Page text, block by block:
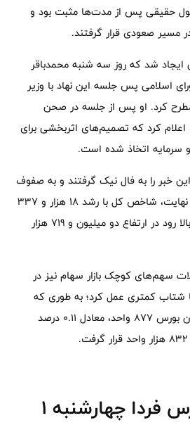
پول حقیقی پس از مدت‌ها مثبت بود و
صعودی قرار گرفتند.
ایجاد شد که روز سه شنبه محمدباقر
اسلامی پس جلسه این نهاد با وزیر
کرد. او پس از جلسه در صحن
کرد که تصمیم‌های اثربخشی برای
و سرمایه اتخاذ شده است.
خبر را به فال نیک گرفتند و به صفوف
خرید سهام بازگشتند تا در نهایت، شاخص کل با رشد 18 هزار و 337
واحدی، معادل 0.68 درصد بالا رود در ارتفاع دو میلیون و 719 هزار
سهم‌های کوچک بازار سهام نیز در
شتاب کمتری عمل کرد؛ به طوری که
شاخص هم‌وزن بازار در پایان بورس 877 واحد، معادل 0.11 درصد
پیش بینی بورس فردا چهارشنبه 1